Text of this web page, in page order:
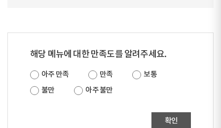
해당 메뉴에 대한 만족도를 알려주세요.
아주 만족 만족
보통
불만
아주 불만
확인